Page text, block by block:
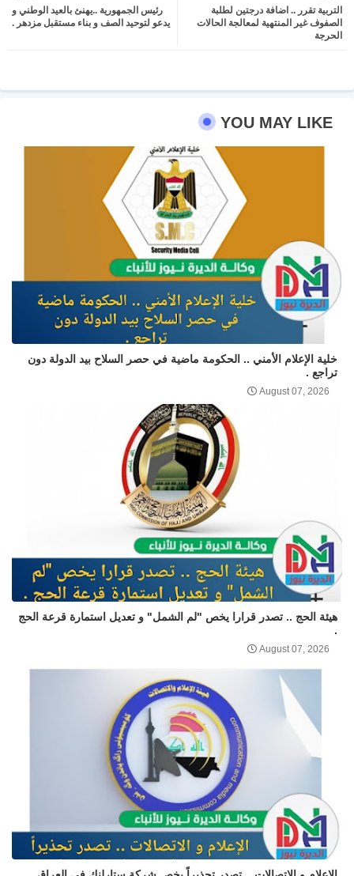
ter atsa
التربية تقرر .. اضافة درجتين لطلبة
الصفوف غير المنتهية لمعالجة الحالات
الحرجة
رئيس الجمهورية ..يهنئ بالعيد الوطني و
يدعو لتوحيد الصف و بناء مستقبل مزدهر .
YOU MAY LIKE
خلية الإعلام الأمني .. الحكومة ماضية في حصر السلاح بيد الدولة دون
تراجع .
August 07, 2026
هيئة الحج .. تصدر قرارا يخص "لم الشمل" و تعديل استمارة قرعة الحج
.
August 07, 2026